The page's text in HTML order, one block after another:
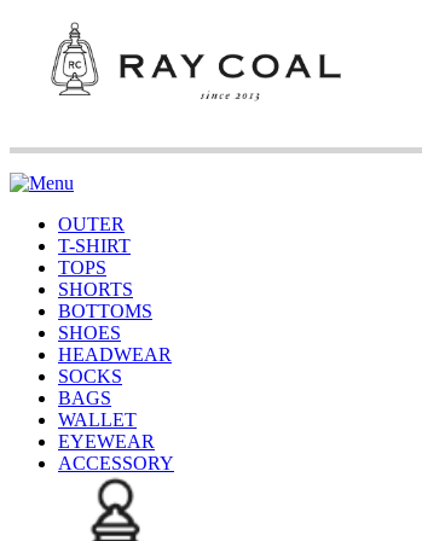
OUTER
T-SHIRT
TOPS
SHORTS
BOTTOMS
SHOES
HEADWEAR
SOCKS
BAGS
WALLET
EYEWEAR
ACCESSORY